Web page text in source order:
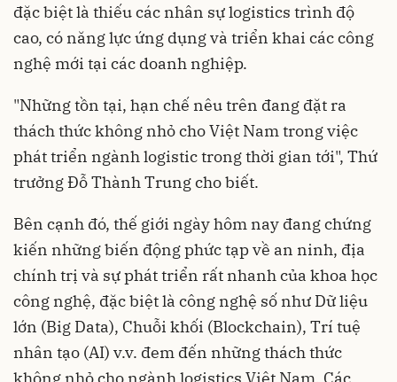
đặc biệt là thiếu các nhân sự logistics trình độ
cao, có năng lực ứng dụng và triển khai các công
nghệ mới tại các doanh nghiệp.
"Những tồn tại, hạn chế nêu trên đang đặt ra
thách thức không nhỏ cho Việt Nam trong việc
phát triển ngành logistic trong thời gian tới", Thứ
trưởng Đỗ Thành Trung cho biết.
Bên cạnh đó, thế giới ngày hôm nay đang chứng
kiến những biến động phức tạp về an ninh, địa
chính trị và sự phát triển rất nhanh của khoa học
công nghệ, đặc biệt là công nghệ số như Dữ liệu
lớn (Big Data), Chuỗi khối (Blockchain), Trí tuệ
nhân tạo (AI) v.v. đem đến những thách thức